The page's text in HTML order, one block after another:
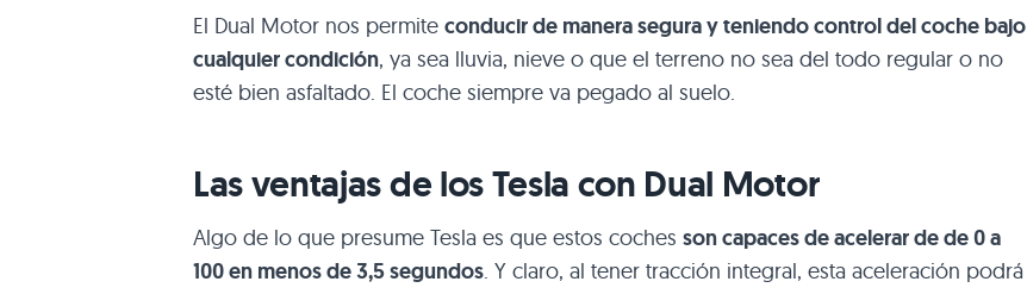
El Dual Motor nos permite conducir de manera segura y teniendo control del coche bajo
cualquier condición, ya sea lluvia, nieve o que el terreno no sea del todo regular o no
esté bien asfaltado. El coche siempre va pegado al suelo.
Las ventajas de los Tesla con Dual Motor
Algo de lo que presume Tesla es que estos coches son capaces de acelerar de de 0 a
100 en menos de 3,5 segundos. Y claro, al tener tracción integral, esta aceleración podrá